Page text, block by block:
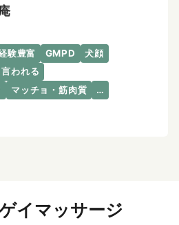
験豊富 GMPD
犬顔
われる
マッチョ・筋肉質 …
イマッサージ